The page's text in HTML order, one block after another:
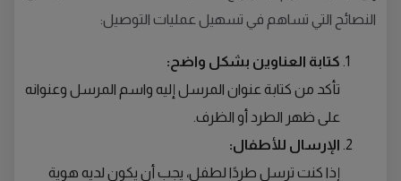
النصائح التي تساهم في تسهيل عمليات التوصيل:
كتابة العناوين بشكل واضح:
تأكد من كتابة عنوان المرسل إليه واسم المرسل وعنوانه
على ظهر الطرد أو الظرف.
الإرسال للأطفال:
إذا كنت ترسل طردًا لطفل، يجب أن يكون لديه هوية